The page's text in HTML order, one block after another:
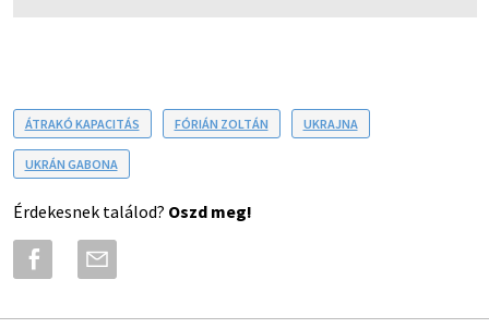
ÁTRAKÓ KAPACITÁS FÓRIÁN ZOLTÁN UKRAJNA
UKRÁN GABONA
Érdekesnek találod? Oszd meg!